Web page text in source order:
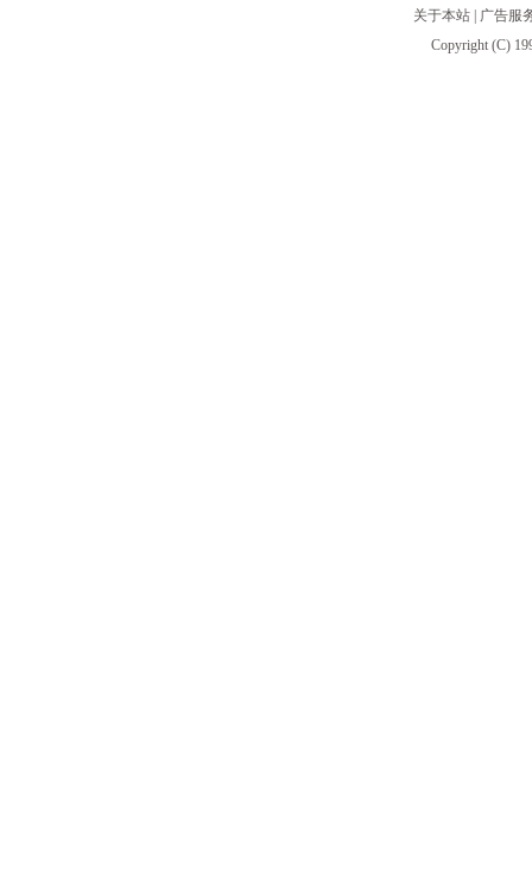
关于本站
广告服
Copyright (C)